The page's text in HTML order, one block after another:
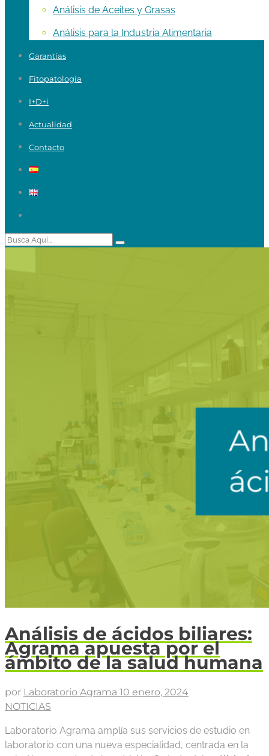
Análisis de Aceites y Grasas
Análisis para la Industria Alimentaria
Garantías
Fitopatología
I+D+i
Actualidad
Contacto
Análisis de ácidos biliares:
Agrama apuesta por el
ámbito de la salud humana
por Laboratorio Agrama 10 enero, 2024
NOTICIAS
Laboratorio Agrama amplía sus servicios de estudio en
laboratorio con una nueva especialidad, centrada en la